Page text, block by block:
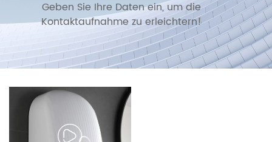
Geben Sie Ihre Daten ein, um die
Kontaktaufnahme zu erleichtern!
Lösung
Kontaktieren Sie uns